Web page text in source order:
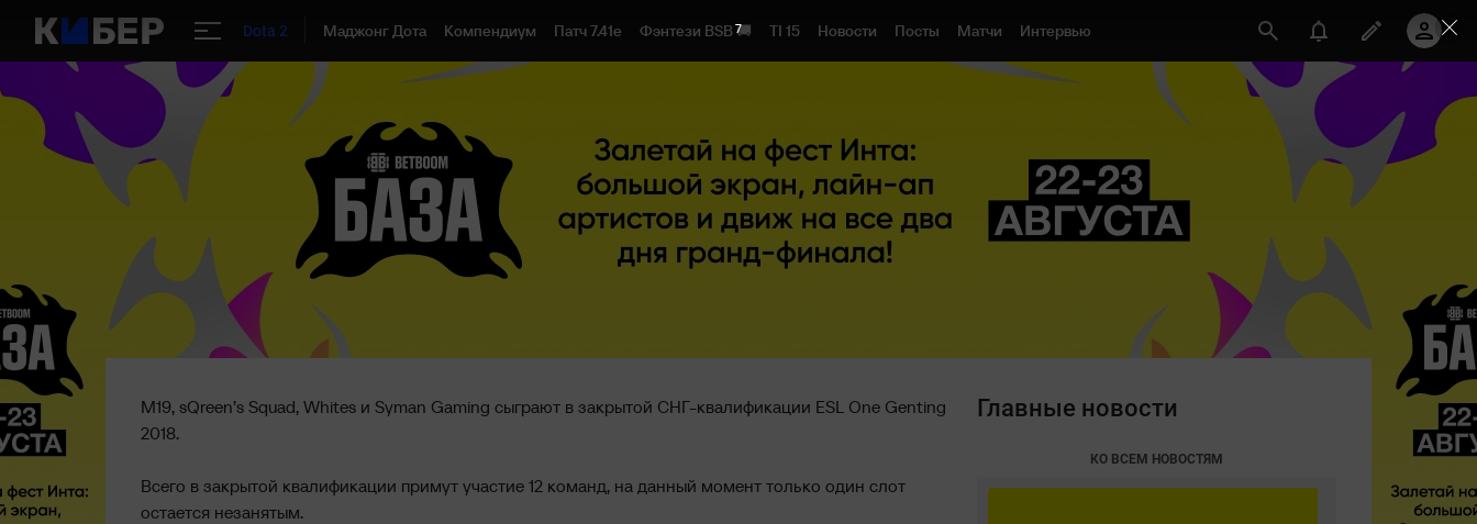
Dota 2 Маджонг Дота Компендиум Патч 7.41e Фэнтези BSB 🚚 TI 15 Новости Посты Матчи Интервью
M19, sQreen’s Squad, Whites и Syman Gaming сыграют в закрытой СНГ-квалификации ESL One Genting
2018.
Всего в закрытой квалификации примут участие 12 команд, на данный момент только один слот
остается незанятым.
Главные новости
КО ВСЕМ НОВОСТЯМ
6